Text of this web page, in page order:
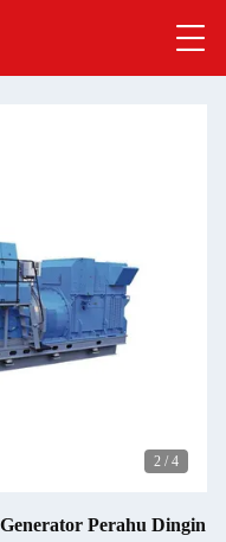
2 / 4
Perahu Dingin